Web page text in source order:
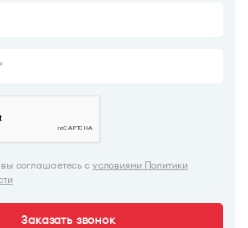
соглашаетесь сусловиями Политики
Заказать звонок